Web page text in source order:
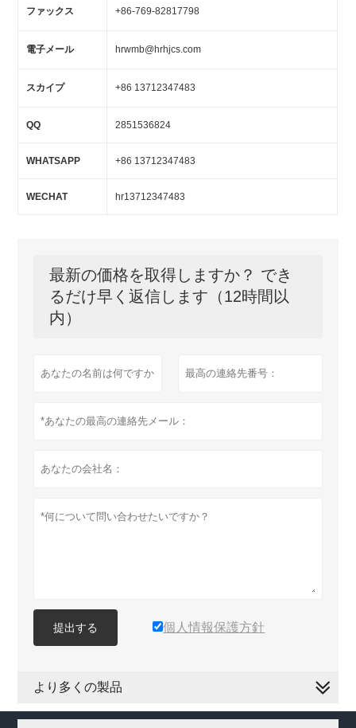
ファックス +86-769-82817798
電子メール hrwmb@hrhjcs.com
スカイプ +86 13712347483
QQ 2851536824
WHATSAPP +86 13712347483
WECHAT hr13712347483
最新の価格を取得しますか？ でき
るだけ早く返信します（12時間以
内）
提出する 個人情報保護方針
より多くの製品